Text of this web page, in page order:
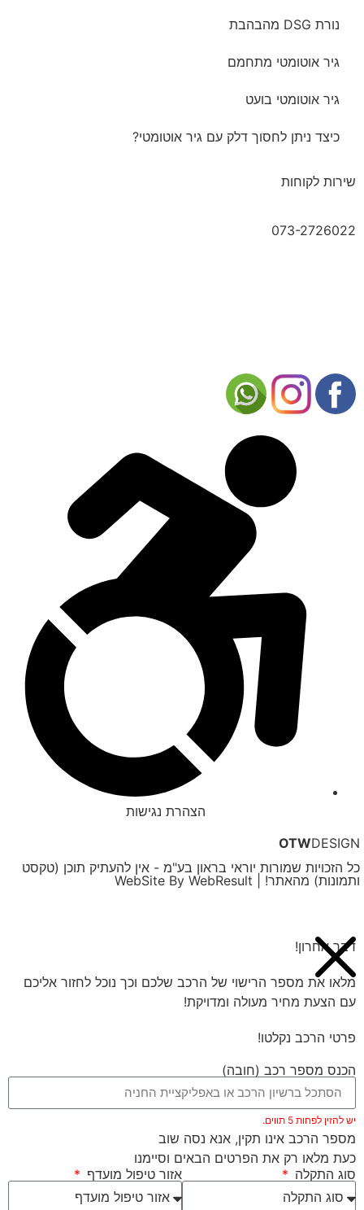
נורת DSG מהבהבת
גיר אוטומטי מתחמם
גיר אוטומטי בועט
כיצד ניתן לחסוך דלק עם גיר אוטומטי?
שירות לקוחות
073-2726022
הצהרת נגישות
OTWDESIGN
כל הזכויות שמורות יוראי בראון בע"מ - אין להעתיק תוכן (טקסט
ותמונות) מהאתר! | WebSite By WebResult
דבר אחרון!
מלאו את מספר הרישוי של הרכב שלכם וכך נוכל לחזור אליכם
עם הצעת מחיר מעולה ומדויקת!
פרטי הרכב נקלטו!
הכנס מספר רכב (חובה)
יש להזין לפחות 5 תווים.
מספר הרכב אינו תקין, אנא נסה שוב
כעת מלאו רק את הפרטים הבאים וסיימנו
סוג התקלה
אזור טיפול מועדף